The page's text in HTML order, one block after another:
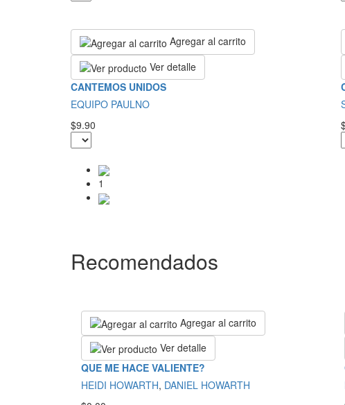
Agregar al carrito
Ver detalle
CANTEMOS UNIDOS
EQUIPO PAULNO
$9.90
1
Recomendados
Agregar al carrito
Ver detalle
QUE ME HACE VALIENTE?
HEIDI HOWARTH, DANIEL HOWARTH